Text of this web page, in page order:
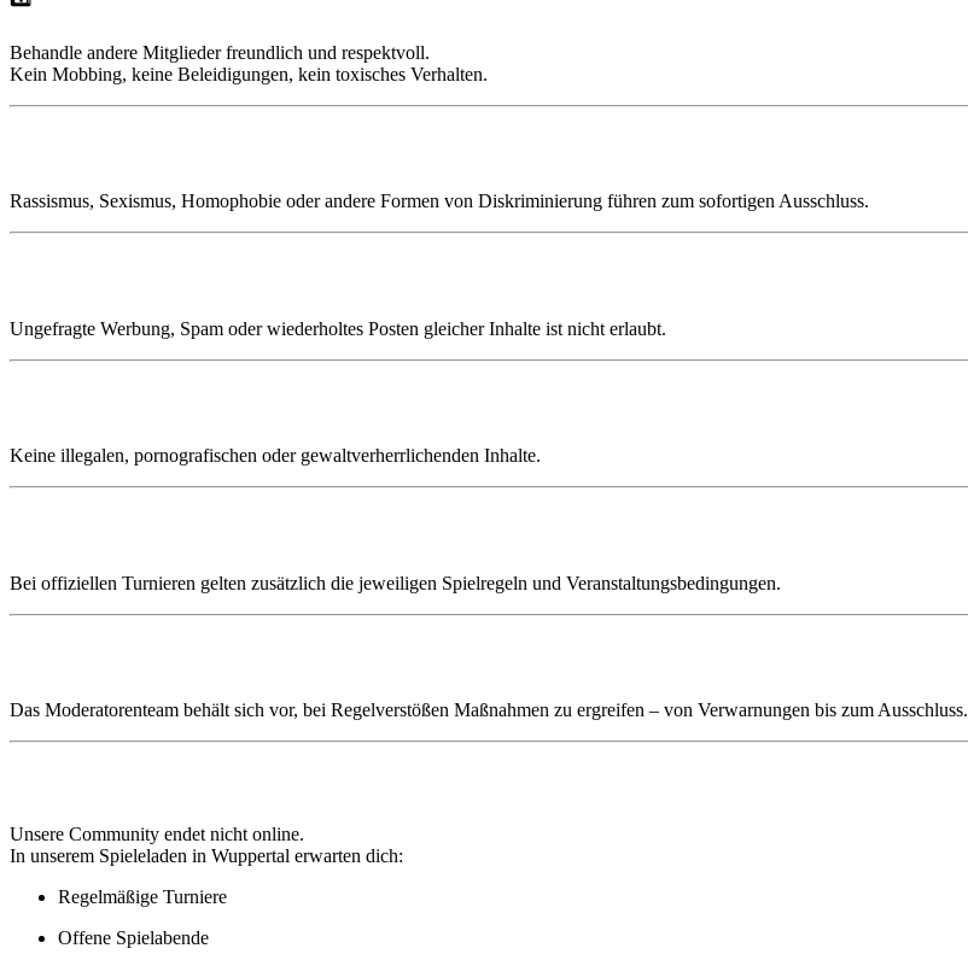
Behandle andere Mitglieder freundlich und respektvoll.
Kein Mobbing, keine Beleidigungen, kein toxisches Verhalten.
Rassismus, Sexismus, Homophobie oder andere Formen von Diskriminierung führen zum sofortigen Ausschluss.
Ungefragte Werbung, Spam oder wiederholtes Posten gleicher Inhalte ist nicht erlaubt.
Keine illegalen, pornografischen oder gewaltverherrlichenden Inhalte.
Bei offiziellen Turnieren gelten zusätzlich die jeweiligen Spielregeln und Veranstaltungsbedingungen.
Das Moderatorenteam behält sich vor, bei Regelverstößen Maßnahmen zu ergreifen – von Verwarnungen bis zum Ausschluss.
Unsere Community endet nicht online.
In unserem Spieleladen in Wuppertal erwarten dich:
Regelmäßige Turniere
Offene Spielabende